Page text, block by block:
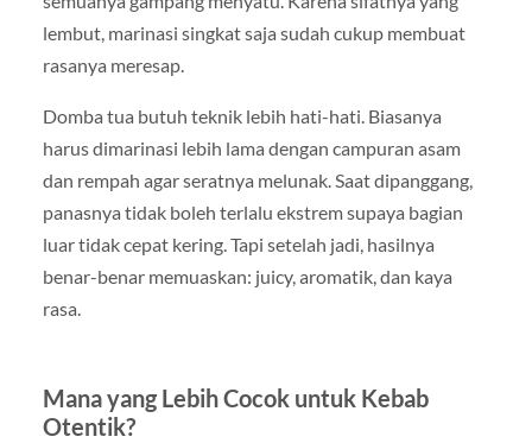
lembut, marinasi singkat saja sudah cukup membuat
rasanya meresap.
Domba tua butuh teknik lebih hati-hati. Biasanya
harus dimarinasi lebih lama dengan campuran asam
dan rempah agar seratnya melunak. Saat dipanggang,
panasnya tidak boleh terlalu ekstrem supaya bagian
luar tidak cepat kering. Tapi setelah jadi, hasilnya
benar-benar memuaskan: juicy, aromatik, dan kaya
rasa.
Mana yang Lebih Cocok untuk Kebab
Otentik?